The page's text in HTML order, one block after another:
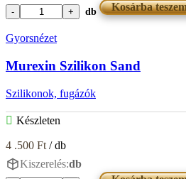
Murexin
Rubinrot
db Kosárba
Gyorsnézet
Murexin Szilikon Sand
Szilikonok, fugázók
Készleten
4 .500 Ft / db
Kiszerelés:db